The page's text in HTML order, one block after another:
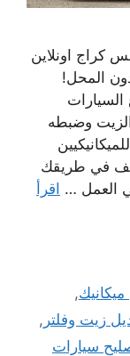
كراج اونلاين
المحل!
السيارات
وضبطه
في طريقك
العمل … اقرأ
,
زيت وفلتر ,
سيارات